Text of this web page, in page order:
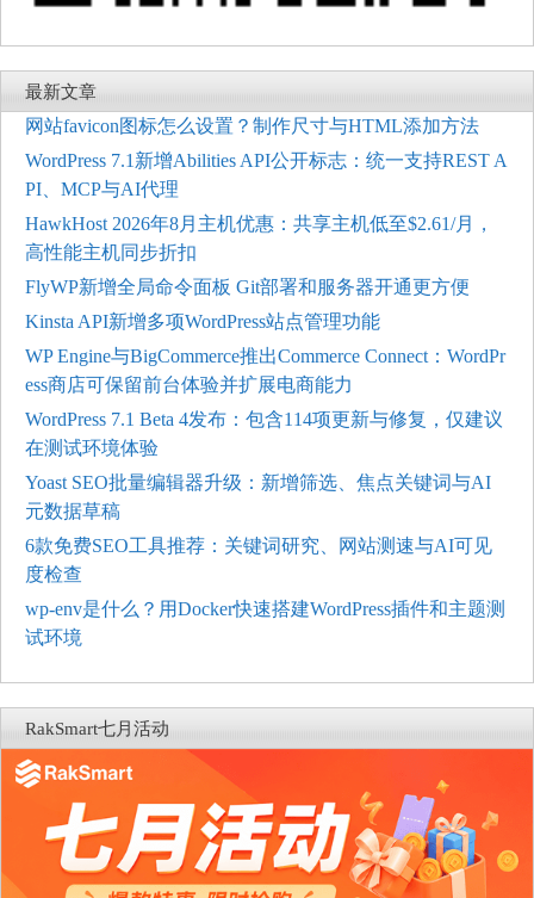
最新文章
网站favicon图标怎么设置？制作尺寸与HTML添加方法
WordPress 7.1新增Abilities API公开标志：统一支持REST A
PI、MCP与AI代理
HawkHost 2026年8月主机优惠：共享主机低至$2.61/月，
高性能主机同步折扣
FlyWP新增全局命令面板 Git部署和服务器开通更方便
Kinsta API新增多项WordPress站点管理功能
WP Engine与BigCommerce推出Commerce Connect：WordPr
ess商店可保留前台体验并扩展电商能力
WordPress 7.1 Beta 4发布：包含114项更新与修复，仅建议
在测试环境体验
Yoast SEO批量编辑器升级：新增筛选、焦点关键词与AI
元数据草稿
6款免费SEO工具推荐：关键词研究、网站测速与AI可见
度检查
wp-env是什么？用Docker快速搭建WordPress插件和主题测
试环境
RakSmart七月活动